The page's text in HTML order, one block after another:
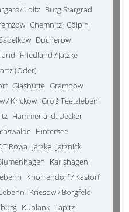
Loitz Burg Stargrad
Chemnitz Cölpin
Ducherow
Friedland / Jatzke
(Oder)
Glashütte Grambow
/ Krickow Groß Teetzleben
Hammer a. d. Uecker
Hintersee
Rowa Jatzke Jatznick
Karlshagen
Knorrendorf / Kastorf
Kriesow / Borgfeld
Kublank Lapitz